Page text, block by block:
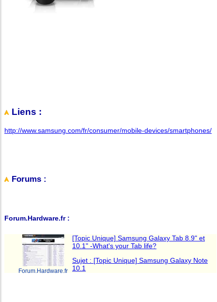
Liens :
http://www.samsung.com/fr/consumer/mobile-devices/smartphones/
Forums :
Forum.Hardware.fr :
Forum.Hardware.fr
[Topic Unique] Samsung Galaxy Tab 8.9" et
10.1" -What's your Tab life?
Sujet : [Topic Unique] Samsung Galaxy Note
10.1